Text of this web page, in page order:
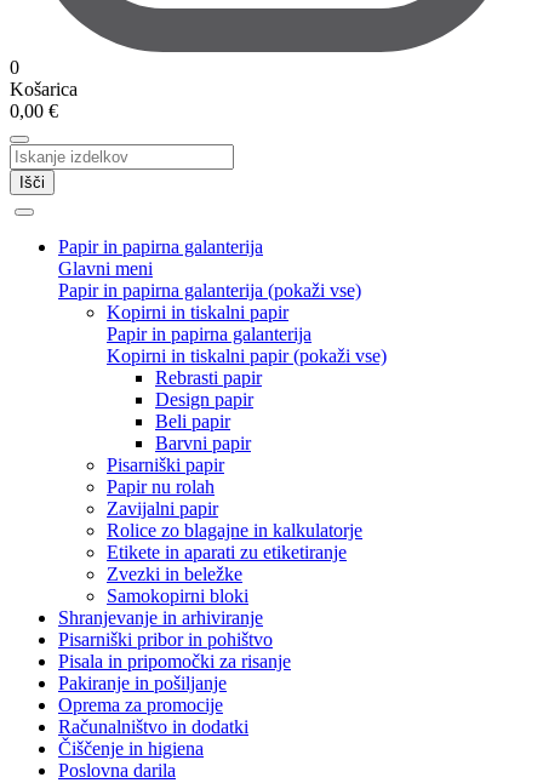
0
Košarica
0,00 €
Išči
Papir in papirna galanterija
Glavni meni
Papir in papirna galanterija (pokaži vse)
Kopirni in tiskalni papir
Papir in papirna galanterija
Kopirni in tiskalni papir (pokaži vse)
Rebrasti papir
Design papir
Beli papir
Barvni papir
Pisarniški papir
Papir nu rolah
Zavijalni papir
Rolice zo blagajne in kalkulatorje
Etikete in aparati zu etiketiranje
Zvezki in beležke
Samokopirni bloki
Shranjevanje in arhiviranje
Pisarniški pribor in pohištvo
Pisala in pripomočki za risanje
Pakiranje in pošiljanje
Oprema za promocije
Računalništvo in dodatki
Čiščenje in higiena
Poslovna darila